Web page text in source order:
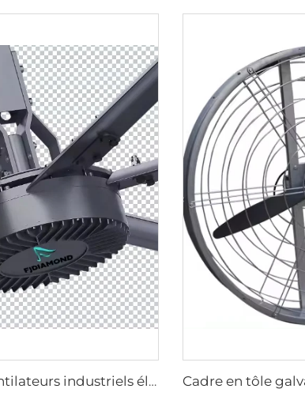
24ft HVLS 7.3m Ventilateurs industriels électriques grands pour la ventilation des entrepôts laitiers